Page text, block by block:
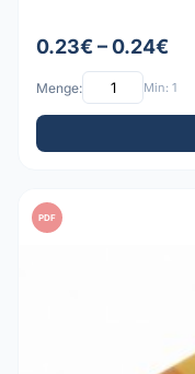
0.23€ – 0.24€
Menge: Min: 1
PDF